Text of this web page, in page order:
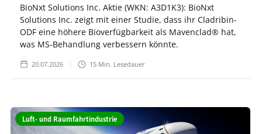
BioNxt Solutions Inc. Aktie (WKN: A3D1K3): BioNxt
Solutions Inc. zeigt mit einer Studie, dass ihr Cladribin-
ODF eine höhere Bioverfügbarkeit als Mavenclad® hat,
was MS-Behandlung verbessern könnte.
20.07.2026 15 Min. Lesedauer
Luft- und Raumfahrtindustrie